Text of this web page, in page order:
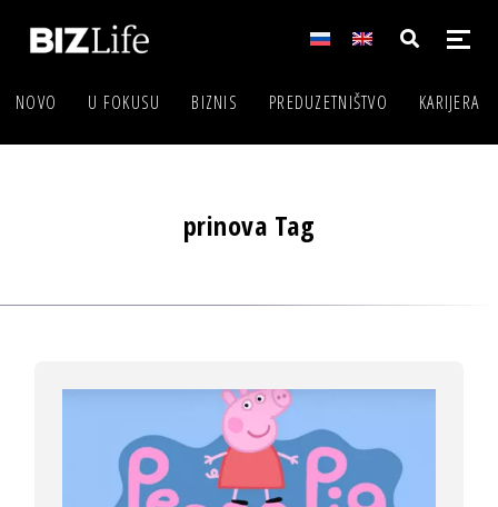
NOVO U FOKUSU BIZNIS PREDUZETNIŠTVO KARIJERA
prinova Tag